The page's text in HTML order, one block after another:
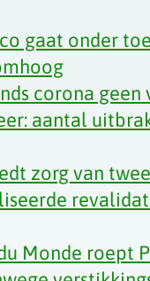
gaat onder
corona geen
aantal
zorg van twee
Monde roept